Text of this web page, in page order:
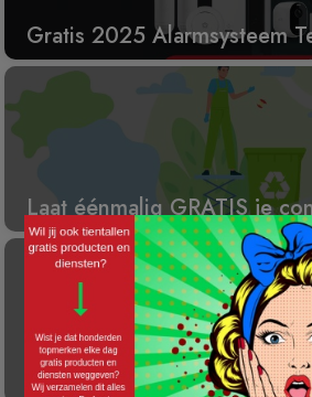
Gratis 2025 Alarmsysteem
Laat éénmalig GRATIS je
Gratis Princess elektrische
100